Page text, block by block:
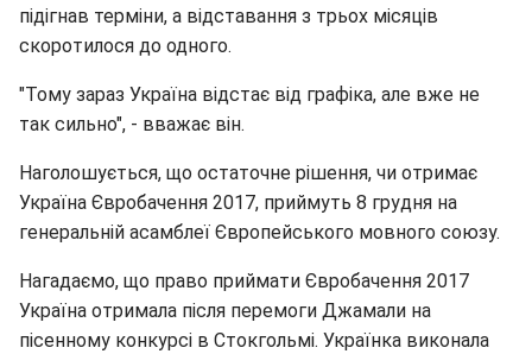
підігнав терміни, а відставання з трьох місяців
скоротилося до одного.
"Тому зараз Україна відстає від графіка, але вже не
так сильно", - вважає він.
Наголошується, що остаточне рішення, чи отримає
Україна Євробачення 2017, приймуть 8 грудня на
генеральній асамблеї Європейського мовного союзу.
Нагадаємо, що право приймати Євробачення 2017
Україна отримала після перемоги Джамали на
пісенному конкурсі в Стокгольмі. Українка виконала